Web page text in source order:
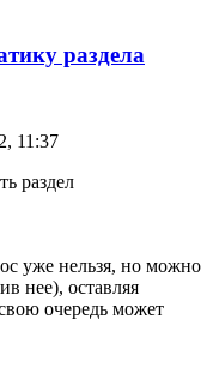
раздела
11:37
раздел
уже нельзя, но можно
нее), оставляя
очередь может